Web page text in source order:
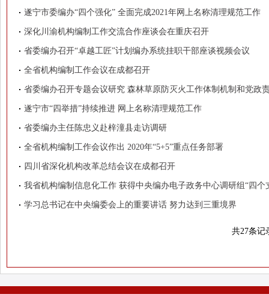
遂宁市委编办“四个强化” 全面完成2021年网上名称清理规范工作
深化川渝机构编制工作交流合作座谈会在重庆召开
省委编办召开“卓越工匠”计划编办系统挂职干部座谈视频会议
全省机构编制工作会议在成都召开
省委编办召开专题会议研究 森林草原防灭火工作体制机制和党政
遂宁市“四举措”持续推进 网上名称清理规范工作
省委编办主任陈忠义赴梓潼县走访调研
全省机构编制工作会议作出 2020年“5+5”重点任务部署
四川省深化机构改革总结会议在成都召开
我省机构编制信息化工作 获得中央编办电子政务中心调研组“四个
学习总书记在中央编委会上的重要讲话 努力达到三重境界
共27条